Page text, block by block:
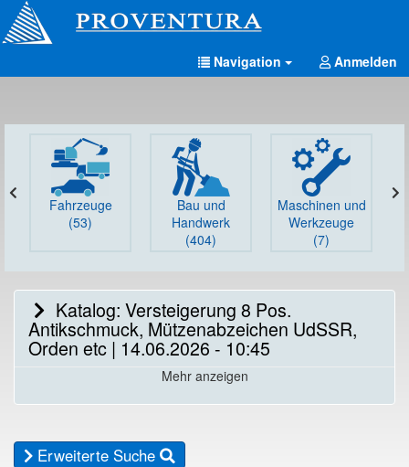
Navigation Anmelden
Fahrzeuge
(53)
Bau und
Handwerk
(404)
Maschinen und
Werkzeuge
(7)
Katalog: Versteigerung 8 Pos.
Antikschmuck, Mützenabzeichen UdSSR,
Orden etc | 14.06.2026 - 10:45
Mehr anzeigen
Erweiterte Suche